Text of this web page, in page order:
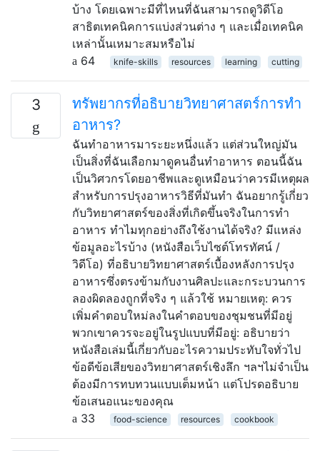
บ้าง โดยเฉพาะมีที่ไหนที่ฉันสามารถดูวิดีโอ
สาธิตเทคนิคการแบ่งส่วนต่าง ๆ และเมื่อเทคนิค
เหล่านั้นเหมาะสมหรือไม่
64
knife-skills resources learning cutting
3
ทรัพยากรที่อธิบายวิทยาศาสตร์การทำ
อาหาร?
ฉันทำอาหารมาระยะหนึ่งแล้ว แต่ส่วนใหญ่มัน
เป็นสิ่งที่ฉันเลือกมาดูคนอื่นทำอาหาร ตอนนี้ฉัน
เป็นวิศวกรโดยอาชีพและดูเหมือนว่าควรมีเหตุผล
สำหรับการปรุงอาหารวิธีที่มันทำ ฉันอยากรู้เกี่ยว
กับวิทยาศาสตร์ของสิ่งที่เกิดขึ้นจริงในการทำ
อาหาร ทำไมทุกอย่างถึงใช้งานได้จริง? มีแหล่ง
ข้อมูลอะไรบ้าง (หนังสือเว็บไซต์โทรทัศน์ /
วิดีโอ) ที่อธิบายวิทยาศาสตร์เบื้องหลังการปรุง
อาหารซึ่งตรงข้ามกับงานศิลปะและกระบวนการ
ลองผิดลองถูกที่จริง ๆ แล้วใช้ หมายเหตุ: ควร
เพิ่มคำตอบใหม่ลงในคำตอบของชุมชนที่มีอยู่
พวกเขาควรจะอยู่ในรูปแบบที่มีอยู่: อธิบายว่า
หนังสือเล่มนี้เกี่ยวกับอะไรความประทับใจทั่วไป
ข้อดีข้อเสียของวิทยาศาสตร์เชิงลึก ฯลฯไม่จำเป็น
ต้องมีการทบทวนแบบเต็มหน้า แต่โปรดอธิบาย
ข้อเสนอแนะของคุณ
33
food-science resources cookbook